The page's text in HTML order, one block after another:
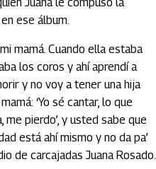
en ese álbum.
mamá. Cuando ella estaba
los coros y ahí aprendí a
y no voy a tener una hija
‘Yo sé cantar, lo que
pierdo’, y usted sabe que
está ahí mismo y no da pa’
de carcajadas Juana Rosado.